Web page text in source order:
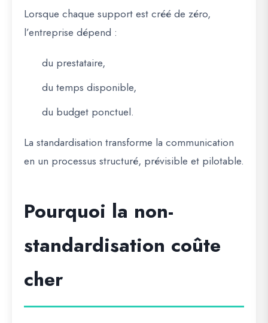
Lorsque chaque support est créé de zéro,
l’entreprise dépend :
du prestataire,
du temps disponible,
du budget ponctuel.
La standardisation transforme la communication
en un processus structuré, prévisible et pilotable.
Pourquoi la non-
standardisation coûte
cher